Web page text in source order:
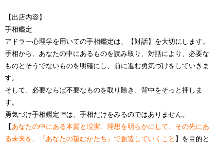
【出店内容】
手相鑑定
アドラー心理学を用いての手相鑑定は、【対話】を大切にします。
手相から、あなたの中にあるものを読み取り、対話により、必要な
ものとそうでないものを明確にし、前に進む勇気づけをしていきま
す。
そして、必要ならば不要なものを取り除き、背中をそっと押しま
す。
勇気づけ手相鑑定™️は、手相だけをみるのではありません。
【あなたの中にある本質と現実、理想を明らかにして、その先にあ
る未来を、『あなたの望むかたち』で創造していくこと 】を目的と